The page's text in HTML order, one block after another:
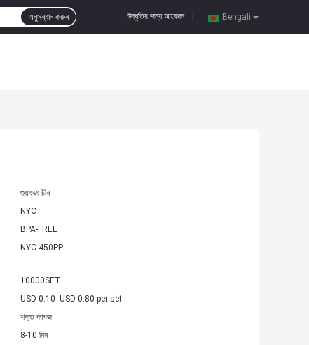
Bengali
উদ্ধৃতির জন্য আবেদন
অনুসন্ধান করুন
গুয়াংডং চীন
NYC
BPA-FREE
NYC-450PP
10000SET
USD 0.10- USD 0.80 per set
শক্ত কাগজ
8-10 দিন